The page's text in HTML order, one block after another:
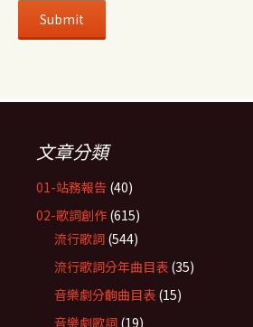
文章分類
01-站務報告 (40)
02-歌詞創作 (615)
流行歌詞 (544)
流行歌詞分年曲目表 (35)
音樂劇分齣曲目表 (15)
音樂劇歌詞 (19)